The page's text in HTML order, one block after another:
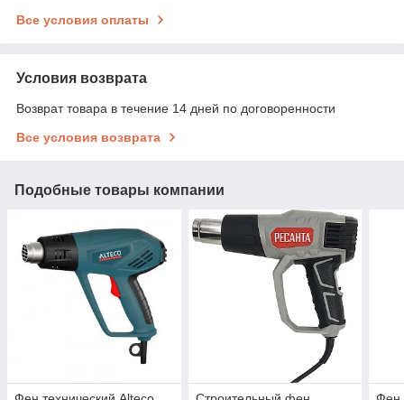
Все условия оплаты
Условия возврата
Возврат товара в течение 14 дней по договоренности
Все условия возврата
Подобные товары компании